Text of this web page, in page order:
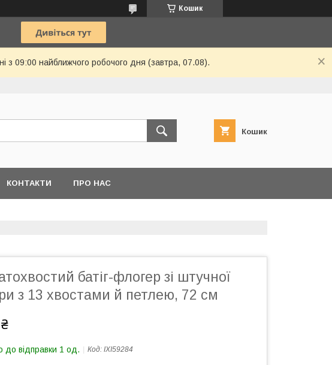
Кошик
з 09:00 найближчого робочого дня (завтра, 07.08).
Кошик
КОНТАКТИ ПРО НАС
батіг-флогер зі штучної
з 13 хвостами й петлею, 72 см
до відправки 1 од. Код: IXI59284